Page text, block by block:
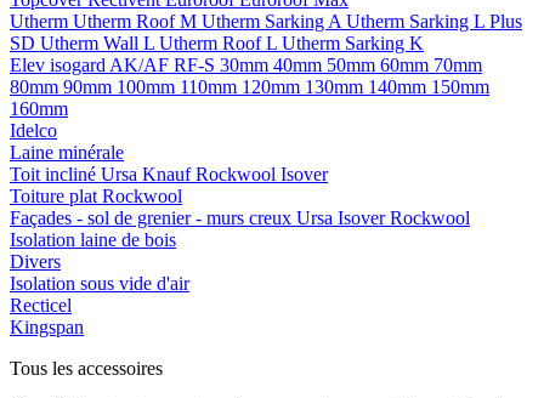
Utherm Utherm Roof M Utherm Sarking A Utherm Sarking L Plus
SD Utherm Wall L Utherm Roof L Utherm Sarking K
Elev isogard AK/AF RF-S 30mm 40mm 50mm 60mm 70mm
80mm 90mm 100mm 110mm 120mm 130mm 140mm 150mm
160mm
Idelco
Laine minérale
Toit incliné Ursa KnaufRockwool Isover
Toiture plat Rockwool
Façades - sol de grenier - murs creux Ursa IsoverRockwool
Isolation laine de bois
Divers
Isolation sous vide d'air
Recticel
Kingspan
Tous les accessoires